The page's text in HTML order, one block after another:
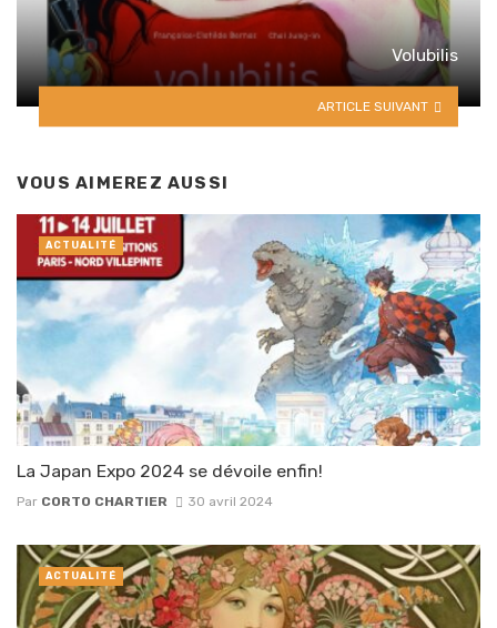
Volubilis
ARTICLE SUIVANT
VOUS AIMEREZ AUSSI
La Japan Expo 2024 se dévoile enfin!
Par CORTO CHARTIER 30 avril 2024
ACTUALITÉ
ACTUALITÉ